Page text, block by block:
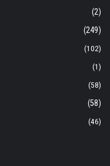
(2)
(249)
(102)
(1)
(58)
(58)
(46)